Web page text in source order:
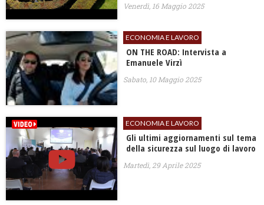
Venerdì, 16 Maggio 2025
ECONOMIA E LAVORO
ON THE ROAD: Intervista a
Emanuele Virzì
Sabato, 10 Maggio 2025
ECONOMIA E LAVORO
Gli ultimi aggiornamenti sul tema
della sicurezza sul luogo di lavoro
Martedì, 29 Aprile 2025